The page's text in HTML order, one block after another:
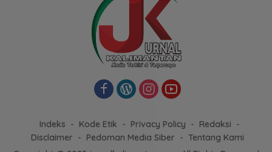
Indeks Kode Etik Privacy Policy
Redaksi
Disclaimer
Pedoman Media Siber
Tentang Kami